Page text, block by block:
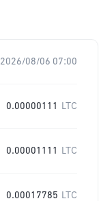
2026/08/06 07:00
0.00000111 LTC
0.00001111 LTC
0.00017785 LTC